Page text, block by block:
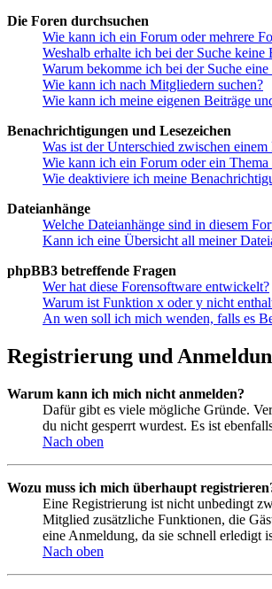
Die Foren durchsuchen
Wie kann ich ein Forum oder mehrere
Weshalb erhalte ich bei der Suche keine
Warum bekomme ich bei der Suche eine
Wie kann ich nach Mitgliedern suchen?
Wie kann ich meine eigenen Beiträge
Benachrichtigungen und Lesezeichen
Was ist der Unterschied zwischen
Wie kann ich ein Forum oder ein Thema
Wie deaktiviere ich meine
Dateianhänge
Welche Dateianhänge sind in diesem
Kann ich eine Übersicht all meiner
phpBB3 betreffende Fragen
Wer hat diese Forensoftware entwickelt?
Warum ist Funktion x oder y nicht
An wen soll ich mich wenden, falls es
Registrierung und
Warum kann ich mich nicht anmelden?
Dafür gibt es viele mögliche Gründe.
du nicht gesperrt wurdest. Es ist
Nach oben
Wozu muss ich mich überhaupt
Eine Registrierung ist nicht unbedingt
Mitglied zusätzliche Funktionen, die
eine Anmeldung, da sie schnell erledigt
Nach oben